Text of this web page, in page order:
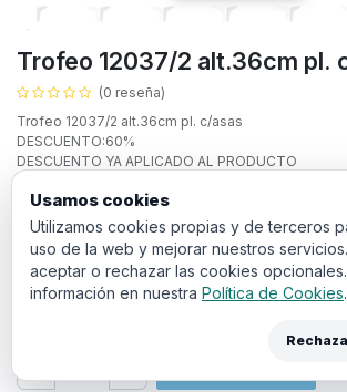
Trofeo 12037/2 alt.36cm pl.
(0 reseña)
Trofeo 12037/2 alt.36cm pl. c/asas
DESCUENTO:60%
DESCUENTO YA APLICADO AL PRODUCTO
Texto personalizado:
Usamos cookies
Utilizamos cookies propias y de terceros
uso de la web y mejorar nuestros
aceptar o rechazar las cookies
información en nuestra Política de Cookies.